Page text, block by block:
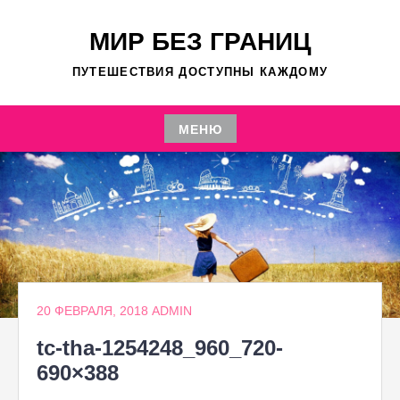
МИР БЕЗ ГРАНИЦ
ПУТЕШЕСТВИЯ ДОСТУПНЫ КАЖДОМУ
МЕНЮ
Перейти
к
содержимому
20 ФЕВРАЛЯ, 2018 ADMIN
tc-tha-1254248_960_720-
690×388